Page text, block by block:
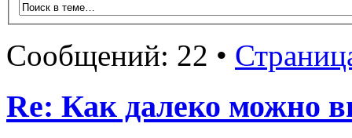
Сообщений: 22 •
Re: Как далеко можно